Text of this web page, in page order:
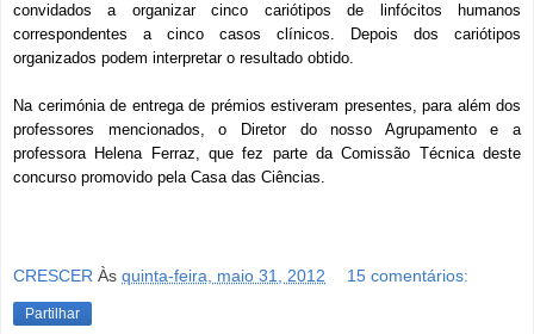
convidados a organizar cinco cariótipos de linfócitos humanos
correspondentes a cinco casos clínicos. Depois dos cariótipos
organizados podem interpretar o resultado obtido.
Na cerimónia de entrega de prémios estiveram presentes, para além dos
professores mencionados, o Diretor do nosso Agrupamento e a
professora Helena Ferraz, que fez parte da Comissão Técnica deste
concurso promovido pela Casa das Ciências.
CRESCER Às quinta-feira, maio 31, 2012 15 comentários:
Partilhar